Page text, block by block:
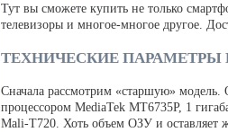
Тут вы сможете купить не только
телевизоры и многое-многое другое.
ТЕХНИЧЕСКИЕ ПАРАМЕТРЫ
Сначала рассмотрим «старшую»
процессором MediaTek MT6735P, 1
Mali-T720. Хоть объем ОЗУ и оставляет